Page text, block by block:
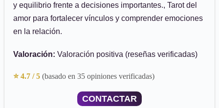
y equilibrio frente a decisiones importantes., Tarot del
amor para fortalecer vínculos y comprender emociones
en la relación.
Valoración: Valoración positiva (reseñas verificadas)
⭐ 4.7 / 5 (basado en 35 opiniones verificadas)
CONTACTAR